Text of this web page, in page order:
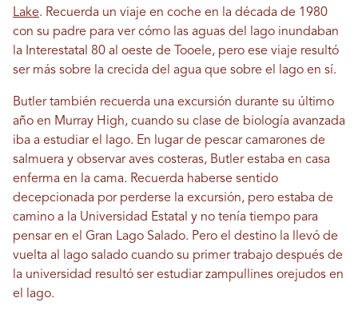
Lake. Recuerda un viaje en coche en la década de 1980
con su padre para ver cómo las aguas del lago inundaban
la Interestatal 80 al oeste de Tooele, pero ese viaje resultó
ser más sobre la crecida del agua que sobre el lago en sí.
Butler también recuerda una excursión durante su último
año en Murray High, cuando su clase de biología avanzada
iba a estudiar el lago. En lugar de pescar camarones de
salmuera y observar aves costeras, Butler estaba en casa
enferma en la cama. Recuerda haberse sentido
decepcionada por perderse la excursión, pero estaba de
camino a la Universidad Estatal y no tenía tiempo para
pensar en el Gran Lago Salado. Pero el destino la llevó de
vuelta al lago salado cuando su primer trabajo después de
la universidad resultó ser estudiar zampullines orejudos en
el lago.